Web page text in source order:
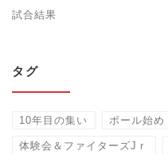
試合結果
タグ
10年目の集い ボール始め
体験会＆ファイターズJｒ